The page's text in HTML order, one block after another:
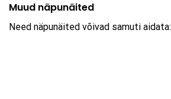
Muud näpunäited
Need näpunäited võivad samuti aidata: